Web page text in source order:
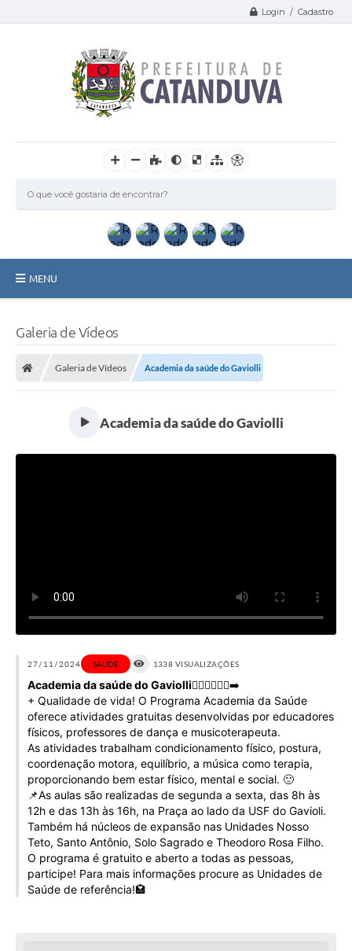
Login / Cadastro
MENU
Arquivos para Download
Notícias
Obras
Galeria de Vídeos
Projetos
Links
Telefones Úteis
A Prefeitura
Enquete
Jornal
Galeria de Vídeos
Galeria de Vídeos Academia da saúde do Gaviolli
Academia da saúde do Gaviolli
27/11/2024 SAÚDE 1338 VISUALIZAÇÕES
Academia da saúde do Gaviolli🏃🏽‍♂️🏃🏾‍♀️‍➡️
+ Qualidade de vida! O Programa Academia da Saúde
oferece atividades gratuitas desenvolvidas por educadores
físicos, professores de dança e musicoterapeuta.
As atividades trabalham condicionamento físico, postura,
coordenação motora, equilíbrio, a música como terapia,
proporcionando bem estar físico, mental e social. 🙂
📌As aulas são realizadas de segunda a sexta, das 8h às
12h e das 13h às 16h, na Praça ao lado da USF do Gavioli.
Também há núcleos de expansão nas Unidades Nosso
Teto, Santo Antônio, Solo Sagrado e Theodoro Rosa Filho.
O programa é gratuito e aberto a todas as pessoas,
participe! Para mais informações procure as Unidades de
Saúde de referência!🏩